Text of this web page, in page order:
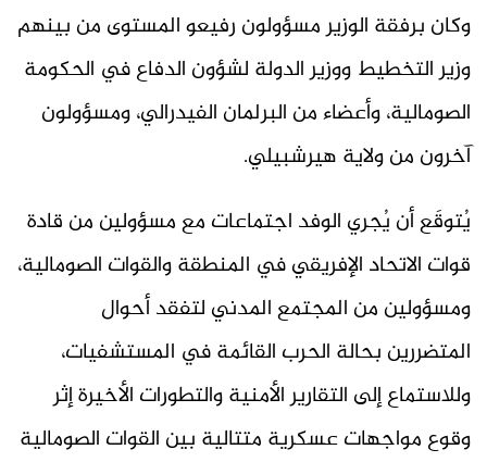
وكان برفقة الوزير مسؤولون رفيعو المستوى من بينهم
وزير التخطيط ووزير الدولة لشؤون الدفاع في الحكومة
الصومالية، وأعضاء من البرلمان الفيدرالي، ومسؤولون
آخرون من ولاية هيرشبيلي.
يُتوقَع أن يُجري الوفد اجتماعات مع مسؤولين من قادة
قوات الاتحاد الإفريقي في المنطقة والقوات الصومالية،
ومسؤولين من المجتمع المدني لتفقد أحوال
المتضررين بحالة الحرب القائمة في المستشفيات،
وللاستماع إلى التقارير الأمنية والتطورات الأخيرة إثر
وقوع مواجهات عسكرية متتالية بين القوات الصومالية